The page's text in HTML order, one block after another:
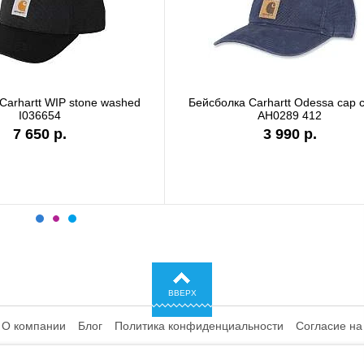
Carhartt WIP I028876 black
Бейсболка Carhartt
сеткой черный
4 480
ВВЕРХ
О компании Блог Политика конфиденциальности Согласие